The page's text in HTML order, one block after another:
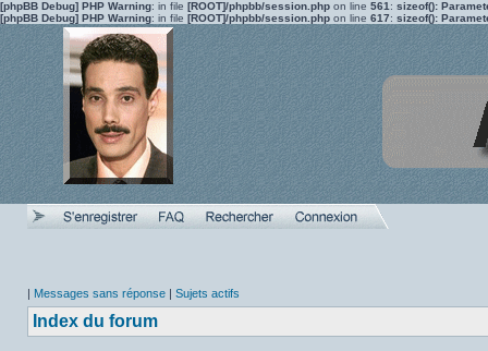
[phpBB Debug] PHP Warning: in file [ROOT]/phpbb/session.php on line 561 : sizeof():
[phpBB Debug] PHP Warning: in file [ROOT]/phpbb/session.php on line 617: sizeof():
| Messages sans réponse | Sujets actifs
Index du forum